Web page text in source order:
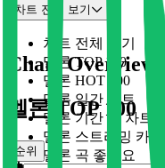
차트 전체 보기
차트 전체 보기
멜론 TOP 100
멜론 HOT 100
멜론 일간 차트
멜론 기간 별 차트
멜론 스트리밍 카드
멜론 곡 좋아요
Chart Overview
멜론 TOP 100
순위